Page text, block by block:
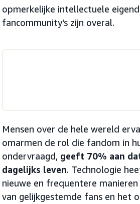
opmerkelijke intellectuele
fancommunity's zijn overal.
Mensen over de hele wereld
omarmen de rol die fandom in
ondervraagd, geeft 70% aan
dagelijks leven. Technologie
nieuwe en frequentere
van gelijkgestemde fans en het